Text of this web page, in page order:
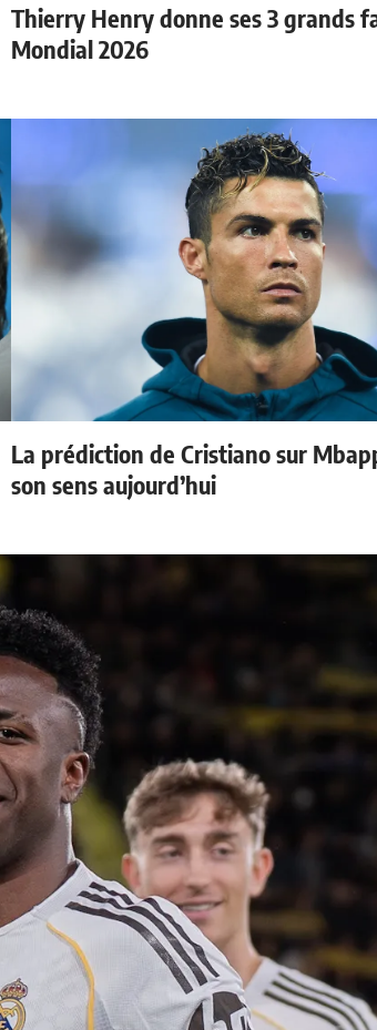
Thierry Henry donne ses 3 grands
Mondial 2026
La prédiction de Cristiano sur
son sens aujourd’hui